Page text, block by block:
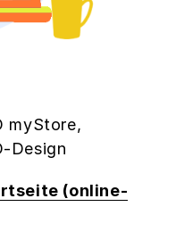
myStore,
Design
(online-